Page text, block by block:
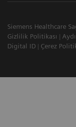
Siemens Healthcare
Gizlilik Politikası
Digital ID
Çerez